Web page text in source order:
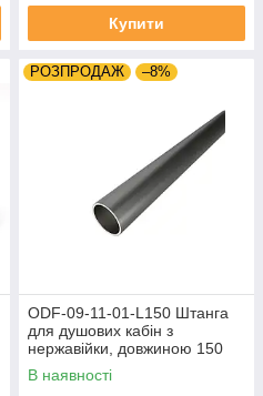
Купити
РОЗПРОДАЖ –8%
ODF-09-11-01-L150 Штанга
для душових кабін з
нержавійки, довжиною 150
мм, діаметром 16 мм, матова
В наявності